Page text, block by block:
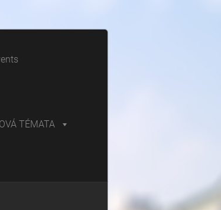
TÉMATA